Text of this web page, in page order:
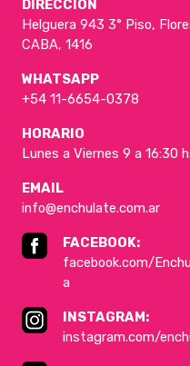
DIRECCIÓN
Helguera 943 3° Piso,
CABA, 1416
WHATSAPP
+54 11-6654-0378
HORARIO
Lunes a Viernes 9 a 16:30
EMAIL
info@enchulate.com.ar
FACEBOOK:
facebook.com/
a
INSTAGRAM:
instagram.com/